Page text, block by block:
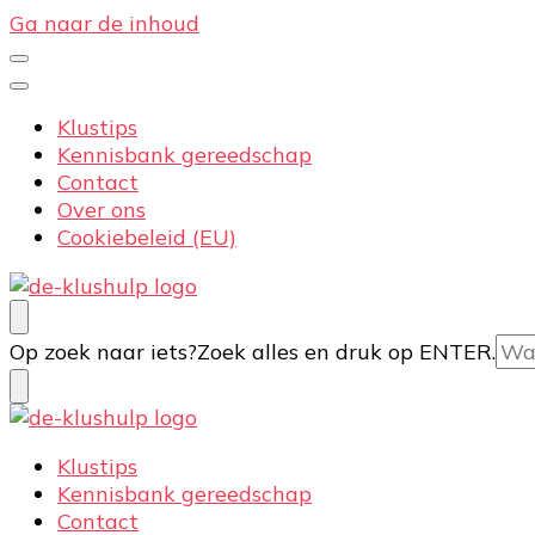
Ga naar de inhoud
Klustips
Kennisbank gereedschap
Contact
Over ons
Cookiebeleid (EU)
De-klushulp.nl | Dé online kluswijzer voor DIY’ers
Profiteer van handige klustips en handige
Op zoek naar iets?Zoek alles en druk op ENTER.
De-klushulp.nl | Dé online kluswijzer voor DIY’ers
Profiteer van handige klustips en handige
Klustips
Kennisbank gereedschap
Contact